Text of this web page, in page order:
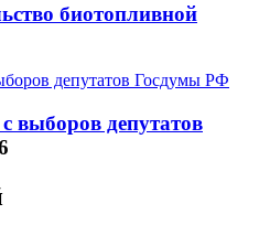
биотопливной
выборов депутатов